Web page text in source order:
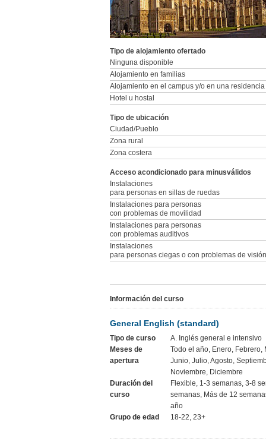
Tipo de alojamiento ofertado
Ninguna disponible
Alojamiento en familias
Alojamiento en el campus y/o en una residencia
Hotel u hostal
Tipo de ubicación
Ciudad/Pueblo
Zona rural
Zona costera
Acceso acondicionado para minusválidos
Instalaciones
para personas en sillas de ruedas
Instalaciones para personas
con problemas de movilidad
Instalaciones para personas
con problemas auditivos
Instalaciones
para personas ciegas o con problemas de visión
Información del curso
General English (standard)
Tipo de curso
A. Inglés general e intensivo
Meses de
apertura
Todo el año, Enero, Febrero,
Junio, Julio, Agosto,
Noviembre, Diciembre
Duración del
curso
Flexible, 1-3 semanas, 3-8
semanas, Más de 12
año
Grupo de edad
18-22, 23+